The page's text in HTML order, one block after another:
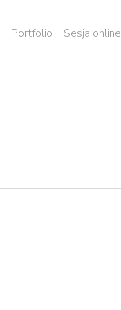
Portfolio Sesja online